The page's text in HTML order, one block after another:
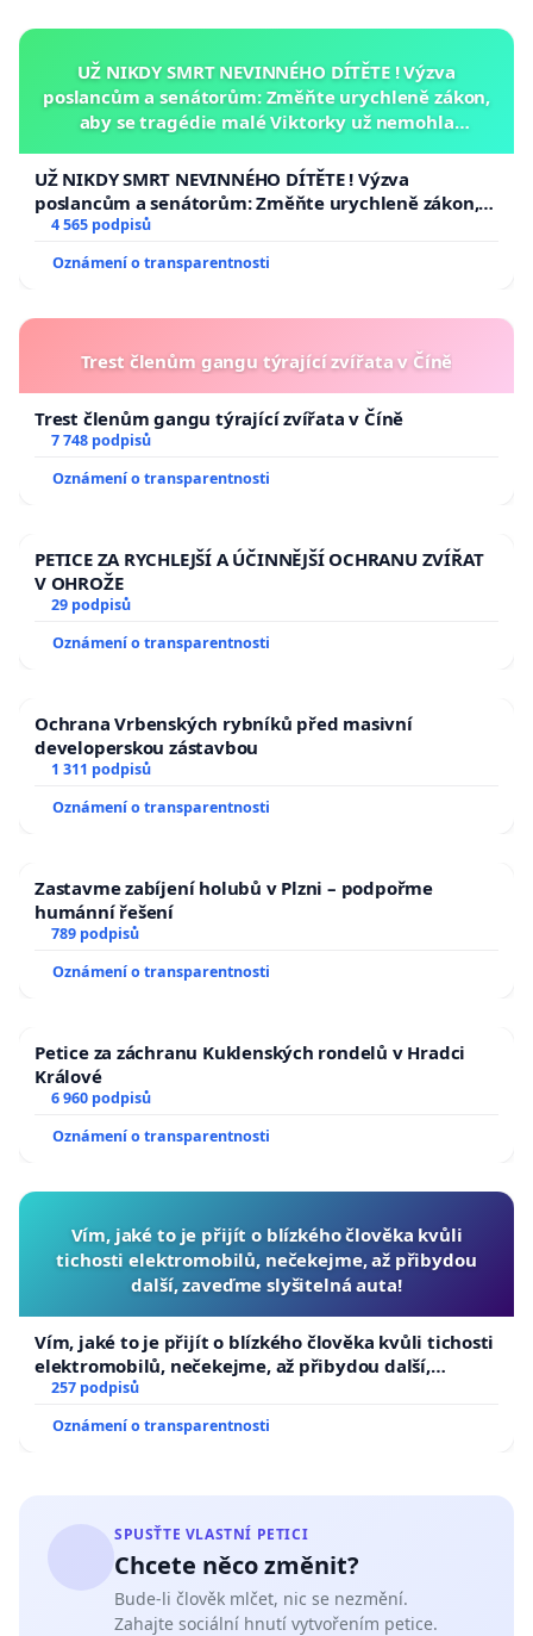
UŽ NIKDY SMRT NEVINNÉHO DÍTĚTE ! Výzva
poslancům a senátorům: Změňte urychleně zákon,
aby se tragédie malé Viktorky už nemohla
UŽ NIKDY SMRT NEVINNÉHO DÍTĚTE ! Výzva
poslancům a senátorům: Změňte urychleně zákon,
aby se tragédie malé Viktorky už nemohla opakovat!
4 565 podpisů
Oznámení o transparentnosti
Trest členům gangu týrající zvířata v Číně
Trest členům gangu týrající zvířata v Číně
7 748 podpisů
Oznámení o transparentnosti
PETICE ZA RYCHLEJŠÍ A ÚČINNĚJŠÍ OCHRANU ZVÍŘAT
V OHROŽE
29 podpisů
Oznámení o transparentnosti
Ochrana Vrbenských rybníků před masivní
developerskou zástavbou
1 311 podpisů
Oznámení o transparentnosti
Zastavme zabíjení holubů v Plzni – podpořme
humánní řešení
789 podpisů
Oznámení o transparentnosti
Petice za záchranu Kuklenských rondelů v Hradci
Králové
6 960 podpisů
Oznámení o transparentnosti
Vím, jaké to je přijít o blízkého člověka kvůli
tichosti elektromobilů, nečekejme, až přibydou
další, zaveďme slyšitelná auta!
Vím, jaké to je přijít o blízkého člověka kvůli tichosti
elektromobilů, nečekejme, až přibydou další,
zaveďme slyšitelná auta!
257 podpisů
Oznámení o transparentnosti
SPUSŤTE VLASTNÍ PETICI
Chcete něco změnit?
Bude-li člověk mlčet, nic se nezmění.
Zahajte sociální hnutí vytvořením petice.